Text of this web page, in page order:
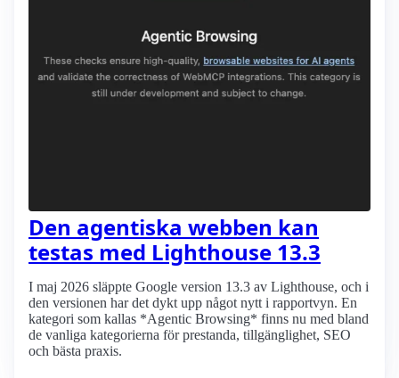
Den agentiska webben kan
testas med Lighthouse 13.3
I maj 2026 släppte Google version 13.3 av Lighthouse, och i
den versionen har det dykt upp något nytt i rapportvyn. En
kategori som kallas *Agentic Browsing* finns nu med bland
de vanliga kategorierna för prestanda, tillgänglighet, SEO
och bästa praxis.